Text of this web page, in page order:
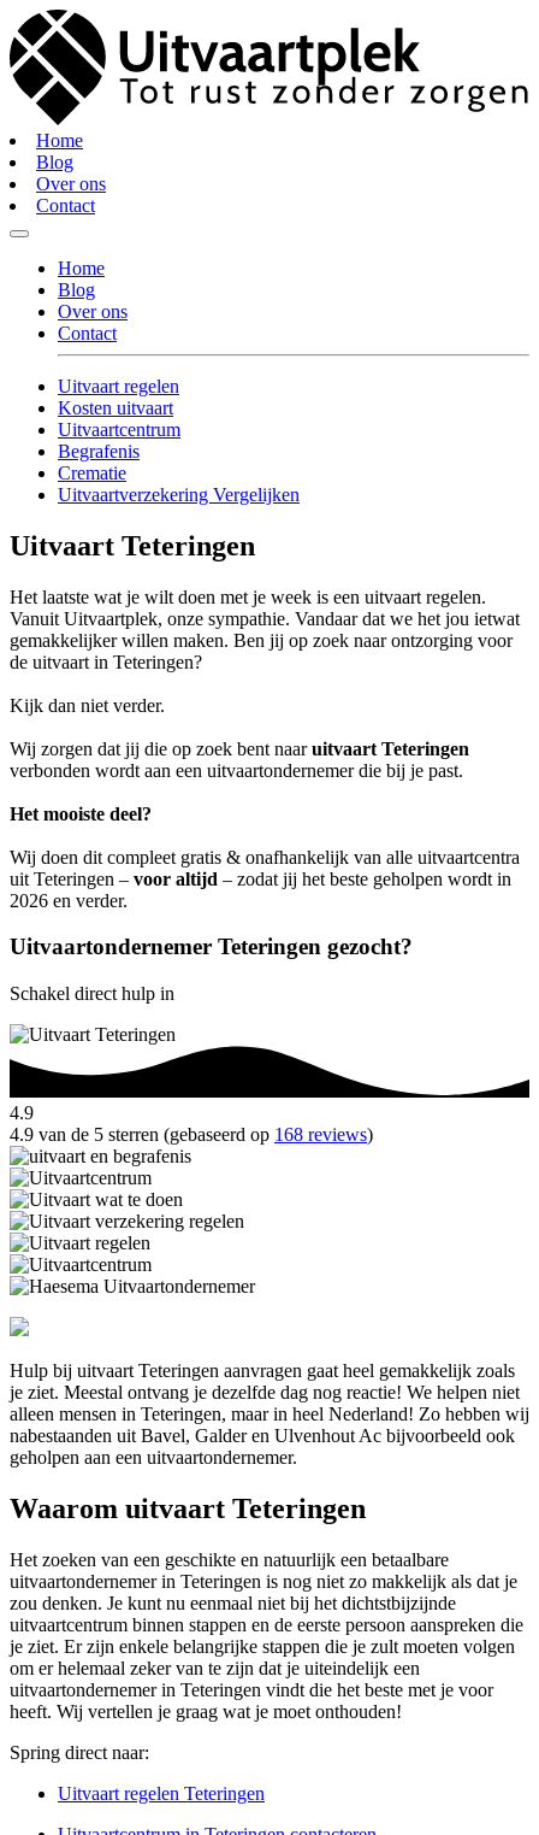
Home
Blog
Over ons
Contact
Home
Blog
Over ons
Contact
Uitvaart regelen
Kosten uitvaart
Uitvaartcentrum
Begrafenis
Crematie
Uitvaartverzekering Vergelijken
Uitvaart Teteringen
Het laatste wat je wilt doen met je week is een uitvaart regelen.
Vanuit Uitvaartplek, onze sympathie. Vandaar dat we het jou ietwat
gemakkelijker willen maken. Ben jij op zoek naar ontzorging voor
de uitvaart in Teteringen?
Kijk dan niet verder.
Wij zorgen dat jij die op zoek bent naaruitvaart Teteringen
verbonden wordt aan een uitvaartondernemer die bij je past.
Het mooiste deel?
Wij doen dit compleet gratis & onafhankelijk van alle uitvaartcentra
uit Teteringen – voor altijd – zodat jij het beste geholpen wordt in
2026 en verder.
Uitvaartondernemer Teteringen gezocht?
Schakel direct hulp in
4.9
4.9 van de 5 sterren (gebaseerd op 168 reviews)
Hulp bij uitvaart Teteringen aanvragen gaat heel gemakkelijk zoals
je ziet. Meestal ontvang je dezelfde dag nog reactie! We helpen niet
alleen mensen in Teteringen, maar in heel Nederland! Zo hebben wij
nabestaanden uit Bavel, Galder en Ulvenhout Ac bijvoorbeeld ook
geholpen aan een uitvaartondernemer.
Waarom uitvaart Teteringen
Het zoeken van een geschikte en natuurlijk een betaalbare
uitvaartondernemer in Teteringen is nog niet zo makkelijk als dat je
zou denken. Je kunt nu eenmaal niet bij het dichtstbijzijnde
uitvaartcentrum binnen stappen en de eerste persoon aanspreken die
je ziet. Er zijn enkele belangrijke stappen die je zult moeten volgen
om er helemaal zeker van te zijn dat je uiteindelijk een
uitvaartondernemer in Teteringen vindt die het beste met je voor
heeft. Wij vertellen je graag wat je moet onthouden!
Spring direct naar:
Uitvaart regelen Teteringen